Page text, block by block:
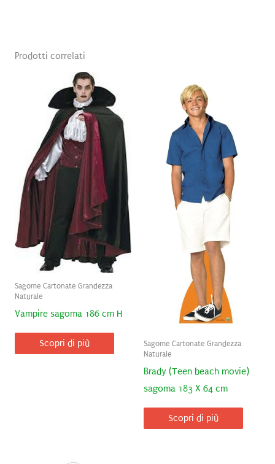
Prodotti correlati
Sagome Cartonate Grandezza
Naturale
Vampire sagoma 186 cm H
Scopri di più
Sagome Cartonate Grandezza
Naturale
Brady (Teen beach movie)
sagoma 183 X 64 cm
Scopri di più